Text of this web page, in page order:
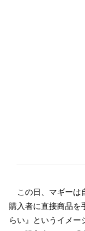
この日、マギーは
購入者に直接商品を
らい』というイメー